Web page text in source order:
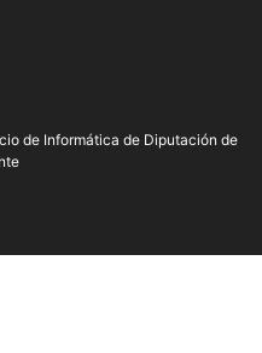
de Informática de Diputación de